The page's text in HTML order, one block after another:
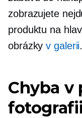
zobrazujete
produktu na
obrázkyv galerii.
Chyba v